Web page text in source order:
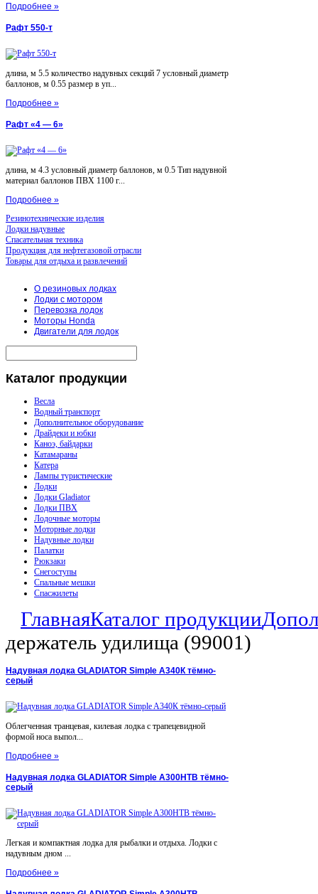
Подробнее »
Рафт 550-т
длина, м 5.5 количество надувных секций 7 условный диаметр
баллонов, м 0.55 размер в уп...
Подробнее »
Рафт «4 — 6»
длина, м 4.3 условный диаметр баллонов, м 0.5 Тип надувной
материал баллонов ПВХ 1100 г...
Подробнее »
Резинотехнические изделия
Лодки надувные
Спасательная техника
Продукция для нефтегазовой отрасли
Товары для отдыха и развлечений
О резиновых лодках
Лодки с мотором
Перевозка лодок
Моторы Honda
Двигатели для лодок
Каталог продукции
Весла
Водный транспорт
Дополнительное оборудование
Драйдеки и юбки
Каноэ, байдарки
Катамараны
Катера
Лампы туристические
Лодки
Лодки Gladiator
Лодки ПВХ
Лодочные моторы
Моторные лодки
Надувные лодки
Палатки
Рюкзаки
Снегоступы
Спальные мешки
Спасжилеты
ГлавнаяКаталог продукции
держатель удилища (99001)
Надувная лодка GLADIATOR Simple A340К тёмно-
серый
Облегченная транцевая, килевая лодка с трапецевидной
формой носа выпол...
Подробнее »
Надувная лодка GLADIATOR Simple A300НТВ тёмно-
серый
Легкая и компактная лодка для рыбалки и отдыха. Лодки с
надувным дном ...
Подробнее »